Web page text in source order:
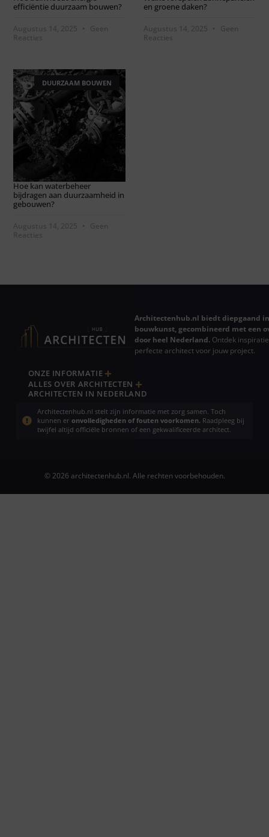
efficiëntie duurzaam bouwen?
Augustus 14, 2025
Geen
Reacties
en groene daken?
Augustus 14, 2025
Geen
Reacties
DUURZAAM BOUWEN
Hoe kan waterbeheer
bijdragen aan duurzaamheid in
gebouwen?
Augustus 14, 2025
Geen
Reacties
Architectenhub.nl biedt diepgaand
bouwkunst, gecombineerd met een
door heel Nederland. Ontdek
perfecte architect voor jouw project.
ONZE INFORMATIE
ALLES OVER ARCHITECTEN
ARCHITECTEN IN NEDERLAND
Architectenhub.nl stelt zijn informatie met zorg samen. Toch
kunnen er onvolledigheden of fouten voorkomen. Raadpleeg bij
twijfel altijd officiële bronnen of een gekwalificeerde architect.
© 2026 architectenhub.nl. Alle rechten voorbehouden.